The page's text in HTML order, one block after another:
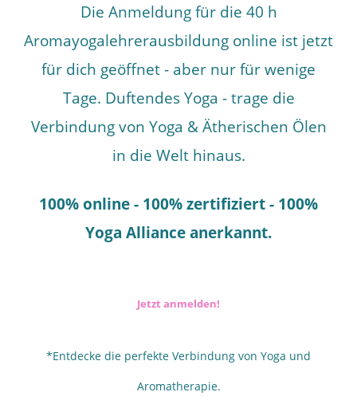
Die Anmeldung für die 40 h
Aromayogalehrerausbildung online ist jetzt
für dich geöffnet - aber nur für wenige
Tage. Duftendes Yoga - trage die
Verbindung von Yoga & Ätherischen Ölen
in die Welt hinaus.
100% online - 100% zertifiziert - 100%
Yoga Alliance anerkannt.
Jetzt anmelden!
*Entdecke die perfekte Verbindung von Yoga und
Aromatherapie.